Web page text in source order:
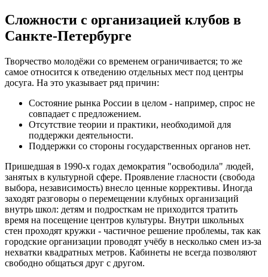
Сложности с организацией клубов в
Санкте-Петербурге
Творчество молодёжи со временем ограничивается; то же
самое относится к отведению отдельных мест под центры
досуга. На это указывает ряд причин:
Состояние рынка России в целом - например, спрос не
совпадает с предложением.
Отсутствие теории и практики, необходимой для
поддержки деятельности.
Поддержки со стороны государственных органов нет.
Пришедшая в 1990-х годах демократия "освободила" людей,
занятых в культурной сфере. Проявление гласности (свобода
выбора, независимость) внесло ценные коррективы. Иногда
заходят разговоры о перемещении клубных организаций
внутрь школ: детям и подросткам не приходится тратить
время на посещение центров культуры. Внутри школьных
стен проходят кружки - частичное решение проблемы, так как
городские организации проводят учёбу в несколько смен из-за
нехватки квадратных метров. Кабинеты не всегда позволяют
свободно общаться друг с другом.